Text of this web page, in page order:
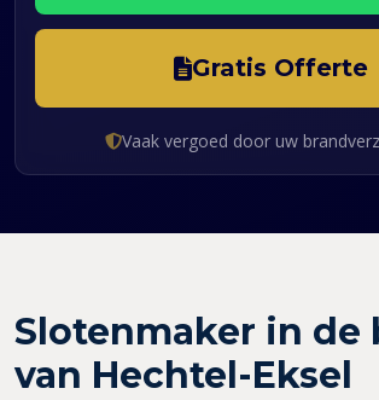
Gratis Offerte
Vaak vergoed door uw
Slotenmaker in de
van Hechtel-Eksel